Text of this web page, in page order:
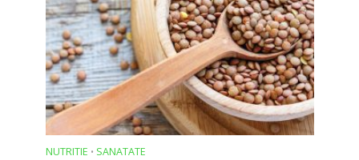
NUTRITIE • SANATATE